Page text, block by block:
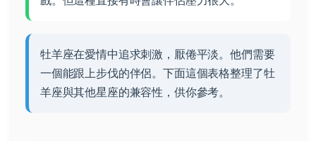
牡羊座在愛情中追求刺激，厭倦平淡。他們需要
一個能跟上步伐的伴侶。下面這個表格整理了牡
羊座與其他星座的兼容性，供你參考。